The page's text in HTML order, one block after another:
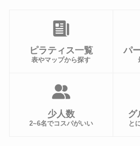
ピラティス一覧
表やマップから探す
パ
少人数
2~6名でコスパがいい
グ
と